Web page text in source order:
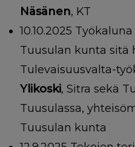
Näsänen, KT
10.10.2025
Tuusulan kunta sitä
Tulevaisuusvalta-
Ylikoski, Sitra sekä
Tuusulassa,
Tuusulan kunta